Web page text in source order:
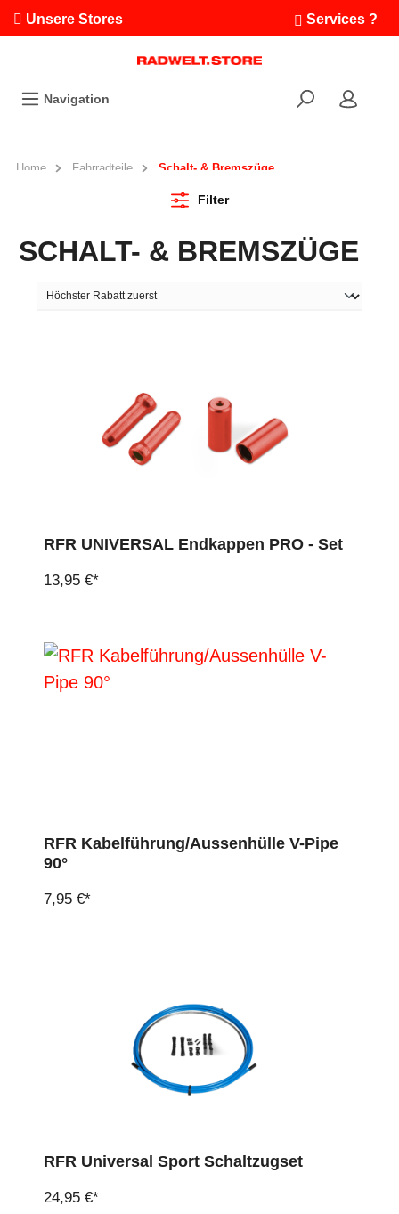
Unsere Stores Services ?
Ausfahrten
Bikefinder
Navigation
Home Fahrradteile Schalt- & Bremszüge
Filter
SCHALT- & BREMSZÜGE
RFR UNIVERSAL Endkappen PRO - Set
13,95 €*
RFR Kabelführung/Aussenhülle V-Pipe
90°
7,95 €*
RFR Universal Sport Schaltzugset
24,95 €*